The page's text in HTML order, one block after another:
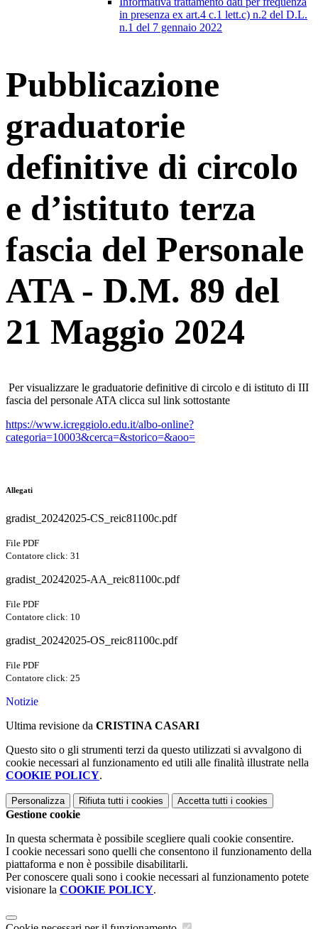
in presenza ex art.4 c.1 lett.c) n.2 del D.L.
n.1 del 7 gennaio 2022
Pubblicazione
graduatorie
definitive di circolo
e d’istituto terza
fascia del Personale
ATA - D.M. 89 del
21 Maggio 2024
Per visualizzare le graduatorie definitive di circolo e di istituto di III
fascia del personale ATA clicca sul link sottostante
https://www.icreggiolo.edu.it/albo-online?
categoria=10003&cerca=&storico=&aoo=
Allegati
gradist_20242025-CS_reic81100c.pdf
File PDF
Contatore click: 31
gradist_20242025-AA_reic81100c.pdf
File PDF
Contatore click: 10
gradist_20242025-OS_reic81100c.pdf
File PDF
Contatore click: 25
Notizie
Ultima revisione da CRISTINA CASARI
Questo sito o gli strumenti terzi da questo utilizzati si avvalgono di
cookie necessari al funzionamento ed utili alle finalità illustrate nella
COOKIE POLICY.
Personalizza Rifiuta tutti i cookies Accetta tutti i cookies
Gestione cookie
In questa schermata è possibile scegliere quali cookie consentire.
I cookie necessari sono quelli che consentono il funzionamento della
piattaforma e non è possibile disabilitarli.
Per conoscere quali sono i cookie necessari al funzionamento potete
visionare la COOKIE POLICY.